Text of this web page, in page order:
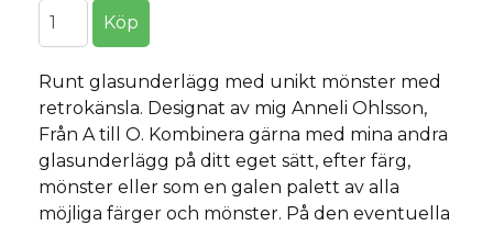
Runt glasunderlägg med unikt mönster med
retrokänsla. Designat av mig Anneli Ohlsson,
Från A till O. Kombinera gärna med mina andra
glasunderlägg på ditt eget sätt, efter färg,
mönster eller som en galen palett av alla
möjliga färger och mönster. På den eventuella